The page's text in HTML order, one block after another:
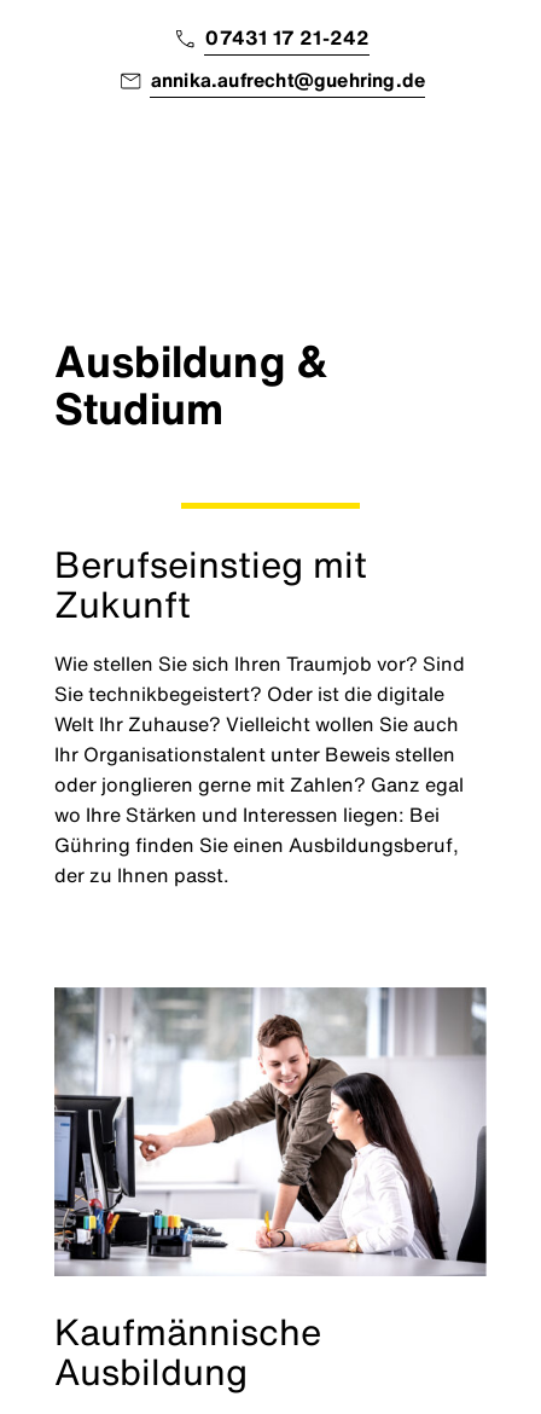
07431 17 21-242
annika.aufrecht@guehring.de
Ausbildung &
Studium
Berufseinstieg mit
Zukunft
Wie stellen Sie sich Ihren Traumjob vor? Sind
Sie technikbegeistert? Oder ist die digitale
Welt Ihr Zuhause? Vielleicht wollen Sie auch
Ihr Organisationstalent unter Beweis stellen
oder jonglieren gerne mit Zahlen? Ganz egal
wo Ihre Stärken und Interessen liegen: Bei
Gühring finden Sie einen Ausbildungsberuf,
der zu Ihnen passt.
Kaufmännische
Ausbildung